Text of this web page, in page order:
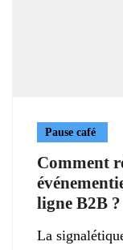
Pause café
Comment
ligne B2B ?
La